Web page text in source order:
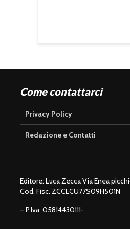
Come contattarci
Privacy Policy
Redazione e Contatti
Editore: Luca Zecca Via Enea
Cod. Fisc. ZCCLCU77S09H501N
– P.Iva: 05814430111-